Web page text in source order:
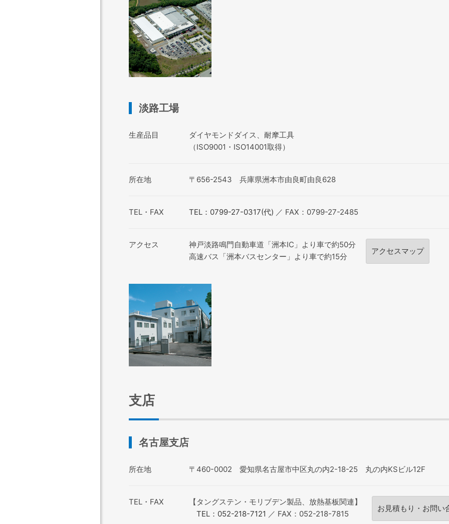
淡路工場
生産品目
ダイヤモンドダイス、耐摩工具
（ISO9001・ISO14001取得）
所在地 〒656-2543 兵庫県洲本市由良町由良628
TEL・FAX TEL：0799-27-0317(代) ／ FAX：0799-27-2485
アクセス
神戸淡路鳴門自動車道「洲本IC」より車で約50分
高速バス「洲本バスセンター」より車で約15分
アクセスマップ
支店
名古屋支店
所在地 〒460-0002 愛知県名古屋市中区丸の内2-18-25 丸の内KSビル12F
TEL・FAX
【タングステン・モリブデン製品、放熱基板関連】
TEL：052-218-7121 ／ FAX：052-218-7815
お見積もり・お問い